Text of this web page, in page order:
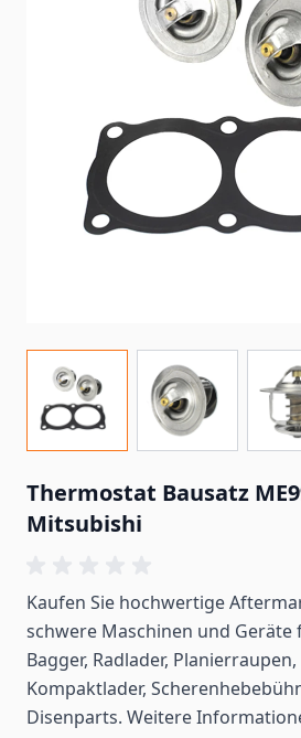
Thermostat Bausatz
Mitsubishi
Kaufen Sie hochwertige
schwere Maschinen und Geräte
Bagger, Radlader,
Kompaktlader,
Disenparts. Weitere